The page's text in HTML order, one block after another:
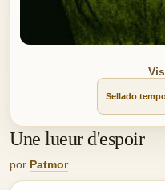
Sellado
Une lueur d'espoir
por Patmor